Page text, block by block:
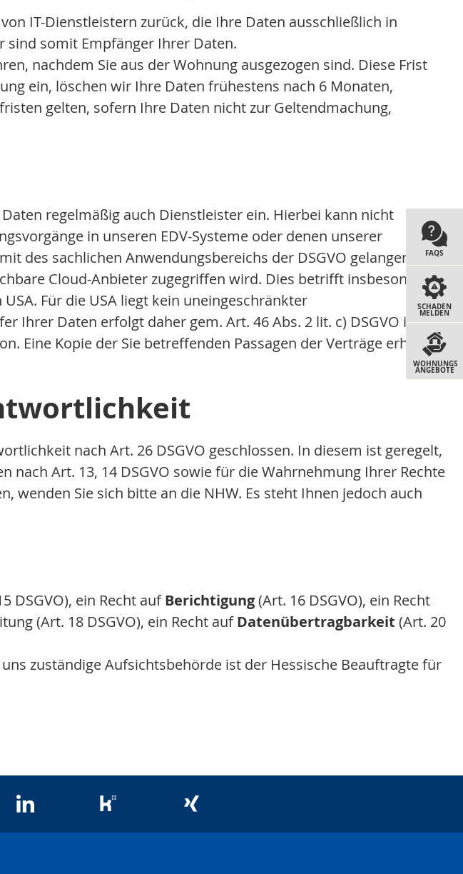
FAQS
SCHADEN
MELDEN
WOHNUNGS
ANGEBOTE
IT-Dienstleistern zurück, die Ihre Daten ausschließlich in
sind somit Empfänger Ihrer Daten.
nachdem Sie aus der Wohnung ausgezogen sind. Diese Frist
ein, löschen wir Ihre Daten frühestens nach 6 Monaten,
gelten, sofern Ihre Daten nicht zur Geltendmachung,
regelmäßig auch Dienstleister ein. Hierbei kann nicht
in unseren EDV-Systeme oder denen unserer
des sachlichen Anwendungsbereichs der DSGVO gelangen oder
Cloud-Anbieter zugegriffen wird. Dies betrifft insbesondere
Für die USA liegt kein uneingeschränkter
Ihrer Daten erfolgt daher gem. Art. 46 Abs. 2 lit. c) DSGVO i.d.R.
Eine Kopie der Sie betreffenden Passagen der Verträge erhalten
nach Art. 26 DSGVO geschlossen. In diesem ist geregelt,
Art. 13, 14 DSGVO sowie für die Wahrnehmung Ihrer Rechte
wenden Sie sich bitte an die NHW. Es steht Ihnen jedoch auch
DSGVO), ein Recht aufBerichtigung(Art. 16 DSGVO), ein Recht
(Art. 18 DSGVO), ein Recht aufDatenübertragbarkeit (Art. 20
zuständige Aufsichtsbehörde ist der Hessische Beauftragte für
linkedin kununu xing